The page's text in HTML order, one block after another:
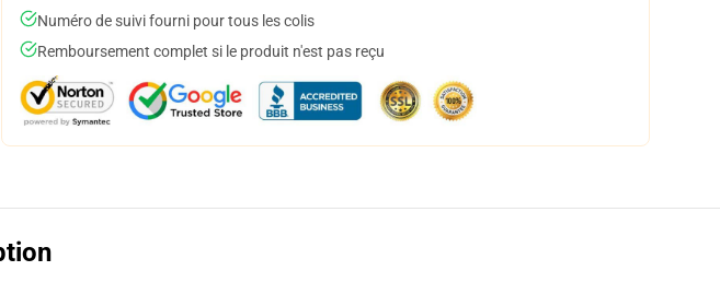
Numéro de suivi fourni pour tous les colis
Remboursement complet si le produit n'est pas reçu